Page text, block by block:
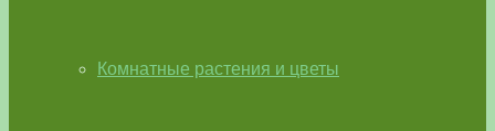
Комнатные растения и цветы